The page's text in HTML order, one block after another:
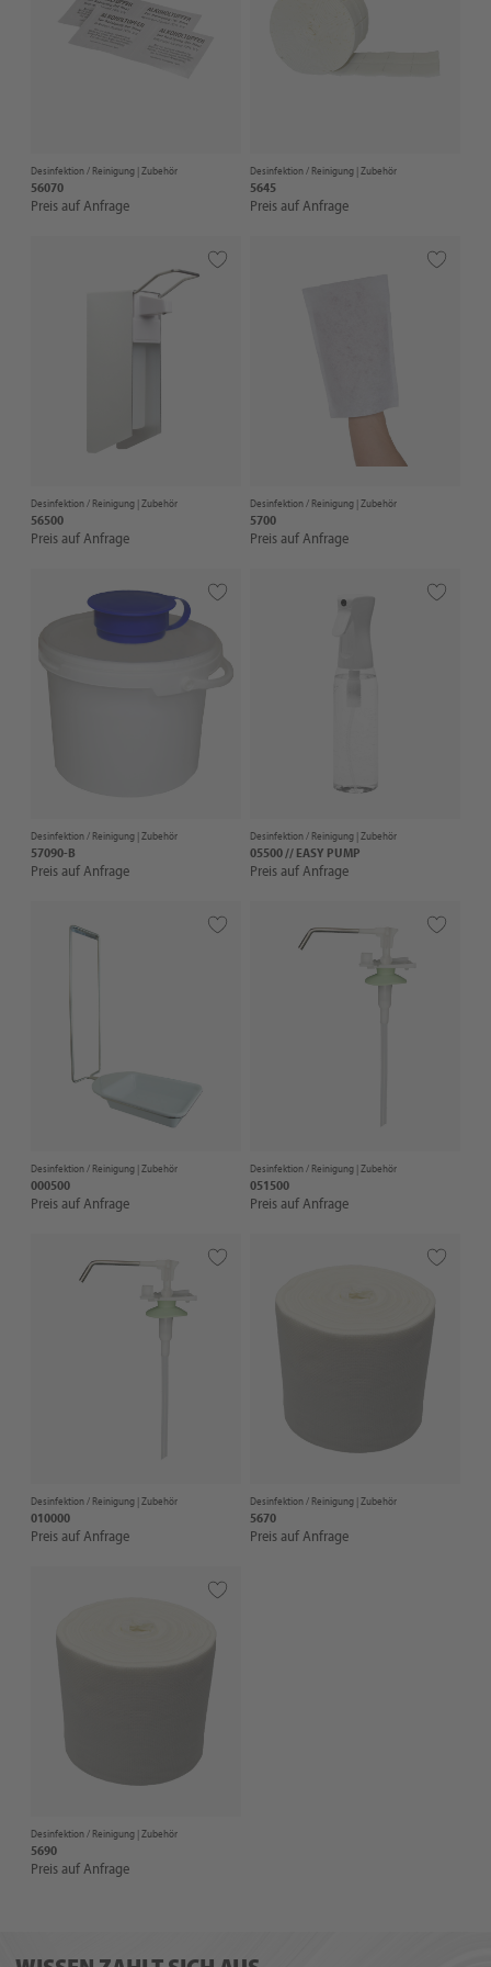
Desinfektion / Reinigung |Zubehör
56070
Preis auf Anfrage
Desinfektion / Reinigung |Zubehör
5645
Preis auf Anfrage
Desinfektion / Reinigung |Zubehör
56500
Preis auf Anfrage
Desinfektion / Reinigung |Zubehör
5700
Preis auf Anfrage
Desinfektion / Reinigung |Zubehör
57090-B
Preis auf Anfrage
Desinfektion / Reinigung |Zubehör
05500 // EASY PUMP
Preis auf Anfrage
Desinfektion / Reinigung |Zubehör
000500
Preis auf Anfrage
Desinfektion / Reinigung |Zubehör
051500
Preis auf Anfrage
Desinfektion / Reinigung |Zubehör
010000
Preis auf Anfrage
Desinfektion / Reinigung |Zubehör
5670
Preis auf Anfrage
Desinfektion / Reinigung |Zubehör
5690
Preis auf Anfrage